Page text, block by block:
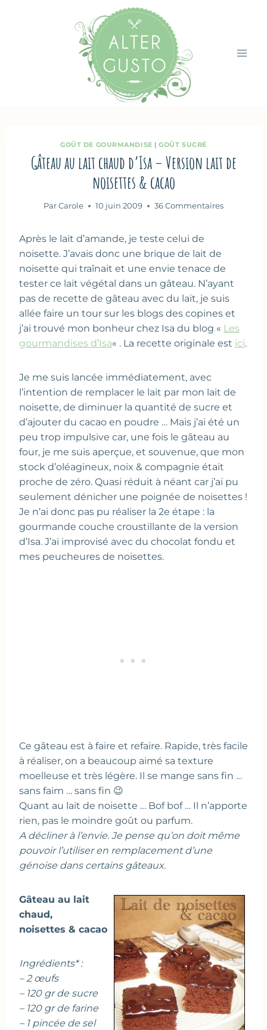
GOÛT DE GOURMANDISE |GOÛT SUCRÉ
Gâteau au lait chaud d’Isa – Version lait de
noisettes & cacao
Par Carole 10 juin 2009 36 Commentaires
Après le lait d’amande, je teste celui de
noisette. J’avais donc une brique de lait de
noisette qui traînait et une envie tenace de
tester ce lait végétal dans un gâteau. N’ayant
pas de recette de gâteau avec du lait, je suis
allée faire un tour sur les blogs des copines et
j’ai trouvé mon bonheur chez Isa du blog « Les
gourmandises d’Isa« . La recette originale est ici.
Je me suis lancée immédiatement, avec
l’intention de remplacer le lait par mon lait de
noisette, de diminuer la quantité de sucre et
d’ajouter du cacao en poudre … Mais j’ai été un
peu trop impulsive car, une fois le gâteau au
four, je me suis aperçue, et souvenue, que mon
stock d’oléagineux, noix & compagnie était
proche de zéro. Quasi réduit à néant car j’ai pu
seulement dénicher une poignée de noisettes !
Je n’ai donc pas pu réaliser la 2e étape : la
gourmande couche croustillante de la version
d’Isa. J’ai improvisé avec du chocolat fondu et
mes peucheures de noisettes.
Ce gâteau est à faire et refaire. Rapide, très facile
à réaliser, on a beaucoup aimé sa texture
moelleuse et très légère. Il se mange sans fin …
sans faim … sans fin 😉
Quant au lait de noisette … Bof bof … Il n’apporte
rien, pas le moindre goût ou parfum.
A décliner à l’envie. Je pense qu’on doit même
pouvoir l’utiliser en remplacement d’une
génoise dans certains gâteaux.
Gâteau au lait
chaud,
noisettes & cacao
Ingrédients* :
– 2 œufs
– 120 gr de sucre
– 120 gr de farine
– 1 pincée de sel